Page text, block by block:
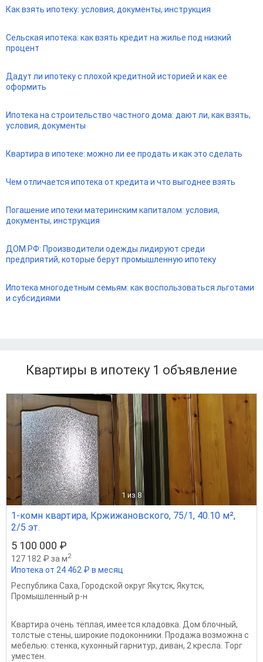
Как взять ипотеку: условия, документы, инструкция
Сельская ипотека: как взять кредит на жилье под низкий
процент
Дадут ли ипотеку с плохой кредитной историей и как ее
оформить
Ипотека на строительство частного дома: дают ли, как взять,
условия, документы
Квартира в ипотеке: можно ли ее продать и как это сделать
Чем отличается ипотека от кредита и что выгоднее взять
Погашение ипотеки материнским капиталом: условия,
документы, инструкция
ДОМ.РФ: Производители одежды лидируют среди
предприятий, которые берут промышленную ипотеку
Ипотека многодетным семьям: как воспользоваться льготами
и субсидиями
Квартиры в ипотеку 1 объявление
1 из 8
1-комн квартира, Кржижановского, 75/1, 40.10 м²,
2/5 эт.
5 100 000 ₽
127 182 ₽ за м2
Ипотека от 24 462 ₽ в месяц
Республика Саха, Городской округ Якутск, Якутск,
Промышленный р-н
Квартира очень тёплая, имеется кладовка. Дом блочный,
толстые стены, широкие подоконники. Продажа возможна с
мебелью: стенка, кухонный гарнитур, диван, 2 кресла. Торг
уместен.